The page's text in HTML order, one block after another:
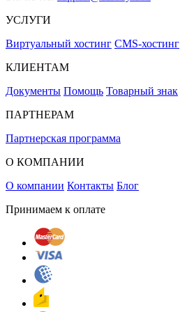
УСЛУГИ
Виртуальный хостинг CMS-хостинг
КЛИЕНТАМ
Документы Помощь Товарный знак
ПАРТНЕРАМ
Партнерская программа
О КОМПАНИИ
О компании Контакты Блог
Принимаем к оплате